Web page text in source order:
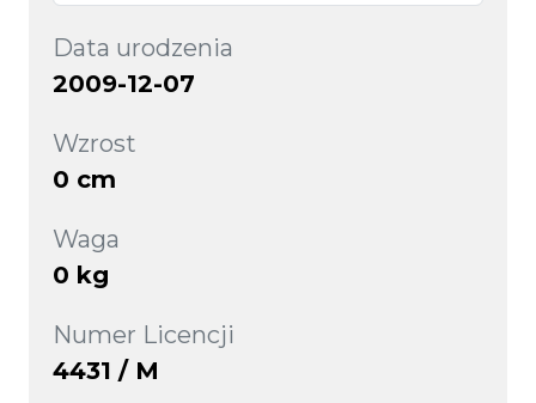
Data urodzenia
2009-12-07
Wzrost
0 cm
Waga
0 kg
Numer Licencji
4431 / M